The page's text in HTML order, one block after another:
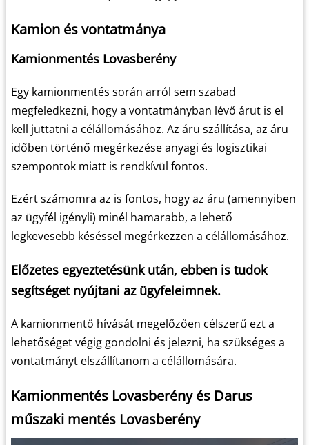
Kamion és vontatmánya
Kamionmentés Lovasberény
Egy kamionmentés során arról sem szabad
megfeledkezni, hogy a vontatmányban lévő árut is el
kell juttatni a célállomásához. Az áru szállítása, az áru
időben történő megérkezése anyagi és logisztikai
szempontok miatt is rendkívül fontos.
Ezért számomra az is fontos, hogy az áru (amennyiben
az ügyfél igényli) minél hamarabb, a lehető
legkevesebb késéssel megérkezzen a célállomásához.
Előzetes egyeztetésünk után, ebben is tudok
segítséget nyújtani az ügyfeleimnek.
A kamionmentő hívását megelőzően célszerű ezt a
lehetőséget végig gondolni és jelezni, ha szükséges a
vontatmányt elszállítanom a célállomására.
Kamionmentés Lovasberény és Darus
műszaki mentés Lovasberény